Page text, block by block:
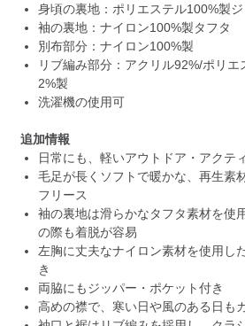
身頃の裏地：ポリエステル100%製
袖の裏地：ナイロン100%製タフタ
別布部分：ナイロン100%製
リブ編み部分：アクリル92%/ポリ
2%製
洗濯機の使用可
追加情報
日常にも、軽いアウトドア・アクテ
毛足が長くソフトで暖かな、再生素
フリース
袖の裏地は滑らかなタフタ素材を使
の際も着脱が容易
左胸に丈夫なナイロン素材を使用し
き
両脇にもジッパー・ポケット付き
高めの襟で、寒い日や風のある日も